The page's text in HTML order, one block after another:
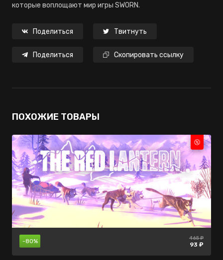
которые воплощают мир игры SWORN.
Поделиться Твитнуть
Поделиться Скопировать ссылку
ПОХОЖИЕ ТОВАРЫ
-80% 465 ₽
93 ₽
-15% 299 ₽
254 ₽
-60% 999 ₽
399 ₽